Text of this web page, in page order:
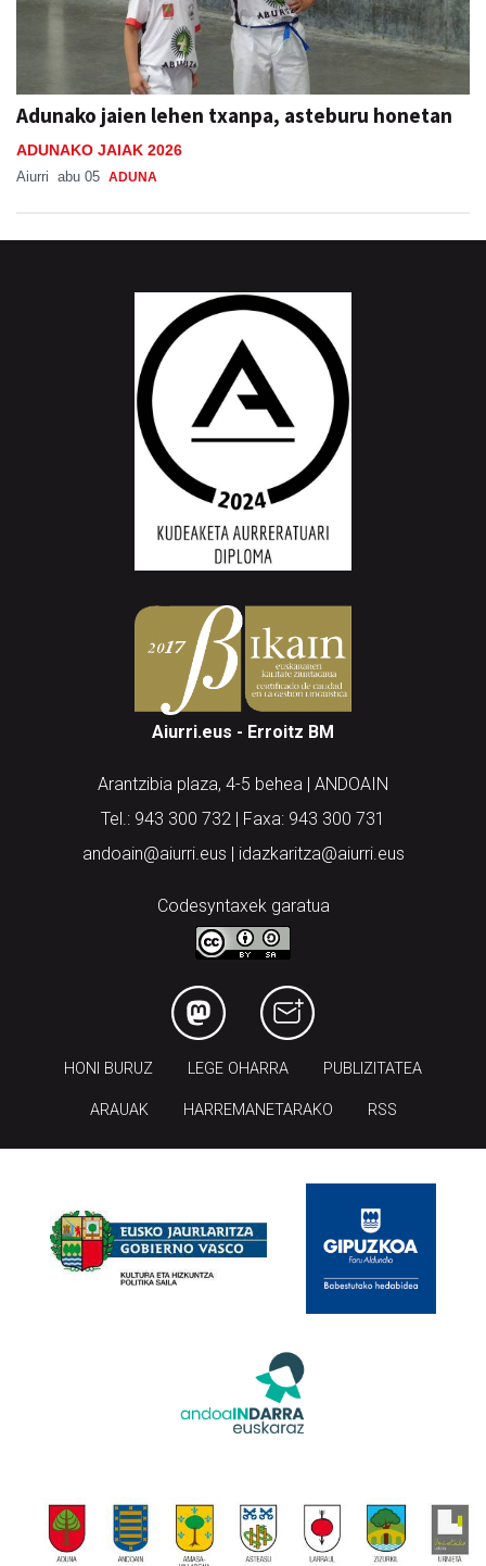
Adunako jaien lehen txanpa, asteburu honetan
ADUNAKO JAIAK 2026
Aiurri abu 05 ADUNA
Aiurri.eus - Erroitz BM
Arantzibia plaza, 4-5 behea | ANDOAIN
Tel.: 943 300 732 | Faxa: 943 300 731
andoain@aiurri.eus | idazkaritza@aiurri.eus
Codesyntaxek garatua
HONI BURUZ LEGE OHARRA PUBLIZITATEA
ARAUAK HARREMANETARAKO RSS